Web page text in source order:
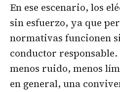
En ese escenario, los
sin esfuerzo, ya que
normativas funcionen
conductor responsable.
menos ruido, menos
en general, una